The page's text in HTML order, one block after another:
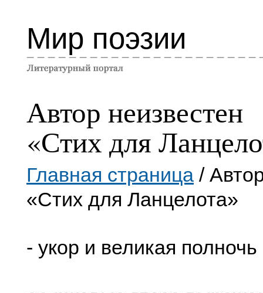
Мир поэзии
Автор неизвестен
«Стих для
Главная страница /
«Стих для Ланцелота»
- укор и великая полночь